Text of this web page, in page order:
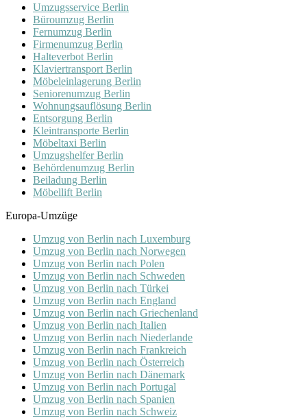
Umzugsservice Berlin
Büroumzug Berlin
Fernumzug Berlin
Firmenumzug Berlin
Halteverbot Berlin
Klaviertransport Berlin
Möbeleinlagerung Berlin
Seniorenumzug Berlin
Wohnungsauflösung Berlin
Entsorgung Berlin
Kleintransporte Berlin
Möbeltaxi Berlin
Umzugshelfer Berlin
Behördenumzug Berlin
Beiladung Berlin
Möbellift Berlin
Europa-Umzüge
Umzug von Berlin nach Luxemburg
Umzug von Berlin nach Norwegen
Umzug von Berlin nach Polen
Umzug von Berlin nach Schweden
Umzug von Berlin nach Türkei
Umzug von Berlin nach England
Umzug von Berlin nach Griechenland
Umzug von Berlin nach Italien
Umzug von Berlin nach Niederlande
Umzug von Berlin nach Frankreich
Umzug von Berlin nach Österreich
Umzug von Berlin nach Dänemark
Umzug von Berlin nach Portugal
Umzug von Berlin nach Spanien
Umzug von Berlin nach Schweiz